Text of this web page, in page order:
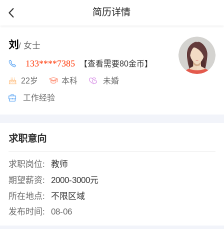
简历详情
刘 / 女士
133****7385 【查看需要80金币】
22岁 本科 未婚
工作经验
求职意向
求职岗位:
教师
期望薪资:
2000-3000元
所在地点:
不限区域
发布时间:
08-06